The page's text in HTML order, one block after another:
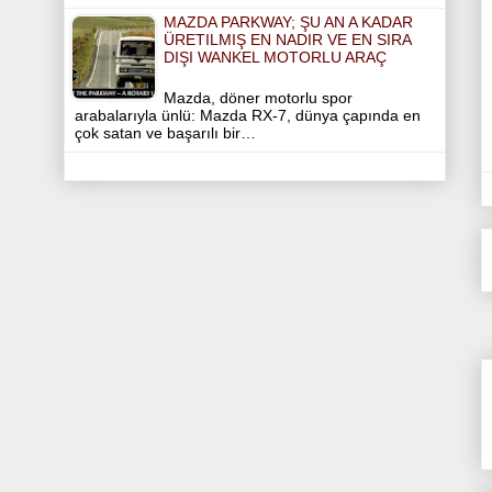
MAZDA PARKWAY; ŞU AN A KADAR
ÜRETILMIŞ EN NADIR VE EN SIRA
DIŞI WANKEL MOTORLU ARAÇ
Mazda, döner motorlu spor
arabalarıyla ünlü: Mazda RX-7, dünya çapında en
çok satan ve başarılı bir…